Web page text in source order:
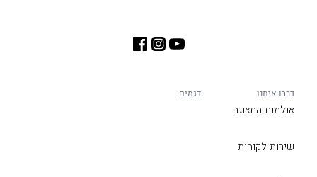
דברו איתנו
אולמות התצוגה
שירות לקוחות
דגמים